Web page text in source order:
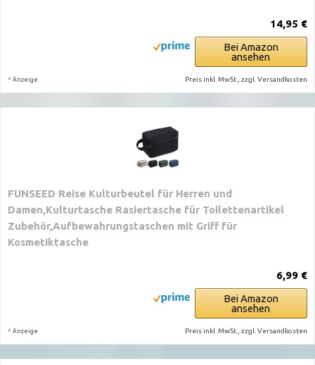
14,95 €
Bei Amazon
ansehen
* Anzeige Preis inkl. MwSt., zzgl. Versandkosten
FUNSEED Reise Kulturbeutel für Herren und
Damen,Kulturtasche Rasiertasche für Toilettenartikel
Zubehör,Aufbewahrungstaschen mit Griff für
Kosmetiktasche
6,99 €
Bei Amazon
ansehen
* Anzeige Preis inkl. MwSt., zzgl. Versandkosten